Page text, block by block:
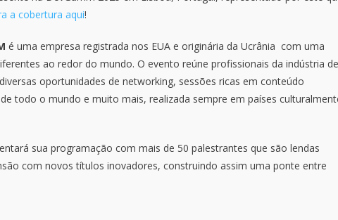
a cobertura aqui!
é uma empresa registrada nos EUA e originária da Ucrânia com uma
ao redor do mundo. O evento reúne profissionais da indústria de
oportunidades de networking, sessões ricas em conteúdo
todo o mundo e muito mais, realizada sempre em países
sua programação com mais de 50 palestrantes que são lendas
com novos títulos inovadores, construindo assim uma ponte entre